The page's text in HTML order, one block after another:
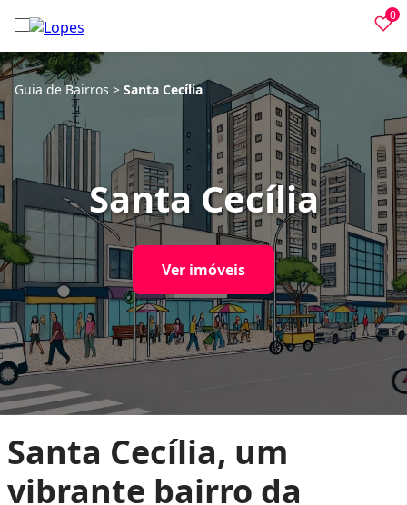
0
Guia de Bairros > Santa Cecília
Santa Cecília
Ver imóveis
Santa Cecília, um
vibrante bairro da